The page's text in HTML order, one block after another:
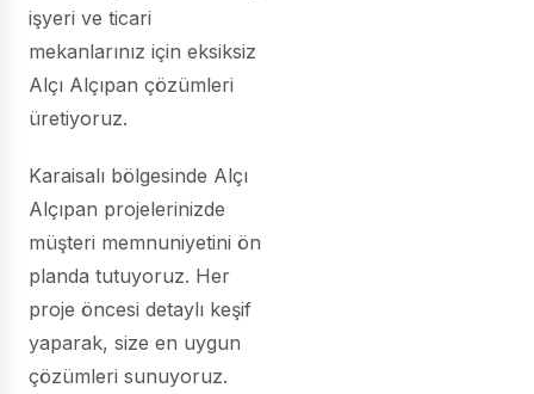
işyeri ve ticari
mekanlarınız için eksiksiz
Alçı Alçıpan çözümleri
üretiyoruz.
Karaisalı bölgesinde Alçı
Alçıpan projelerinizde
müşteri memnuniyetini ön
planda tutuyoruz. Her
proje öncesi detaylı keşif
yaparak, size en uygun
çözümleri sunuyoruz.